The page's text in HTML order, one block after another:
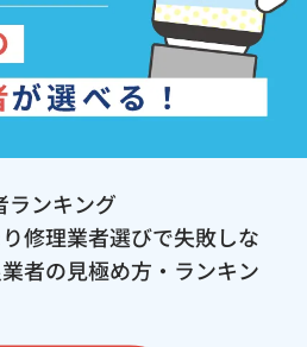
ランキング
修理業者選びで失敗しな
者の見極め方・ランキン